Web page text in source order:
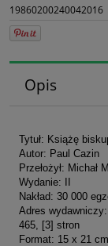
19860200240042016
Opis
Tytuł: Książę
Autor: Paul Cazin
Przełożył: Michał
Wydanie: II
Nakład: 30 000
Adres
465, [3] stron
Format: 15 x 21 cm